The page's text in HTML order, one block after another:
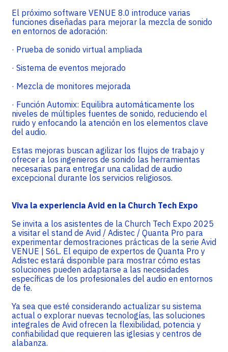
El próximo software VENUE 8.0 introduce varias
funciones diseñadas para mejorar la mezcla de sonido
en entornos de adoración:
· Prueba de sonido virtual ampliada
· Sistema de eventos mejorado
· Mezcla de monitores mejorada
· Función Automix: Equilibra automáticamente los
niveles de múltiples fuentes de sonido, reduciendo el
ruido y enfocando la atención en los elementos clave
del audio.
Estas mejoras buscan agilizar los flujos de trabajo y
ofrecer a los ingenieros de sonido las herramientas
necesarias para entregar una calidad de audio
excepcional durante los servicios religiosos.
Viva la experiencia Avid en la Church Tech Expo
Se invita a los asistentes de la Church Tech Expo 2025
a visitar el stand de Avid / Adistec / Quanta Pro para
experimentar demostraciones prácticas de la serie Avid
VENUE | S6L. El equipo de expertos de Quanta Pro y
Adistec estará disponible para mostrar cómo estas
soluciones pueden adaptarse a las necesidades
específicas de los profesionales del audio en entornos
de fe.
Ya sea que esté considerando actualizar su sistema
actual o explorar nuevas tecnologías, las soluciones
integrales de Avid ofrecen la flexibilidad, potencia y
confiabilidad que requieren las iglesias y centros de
alabanza.